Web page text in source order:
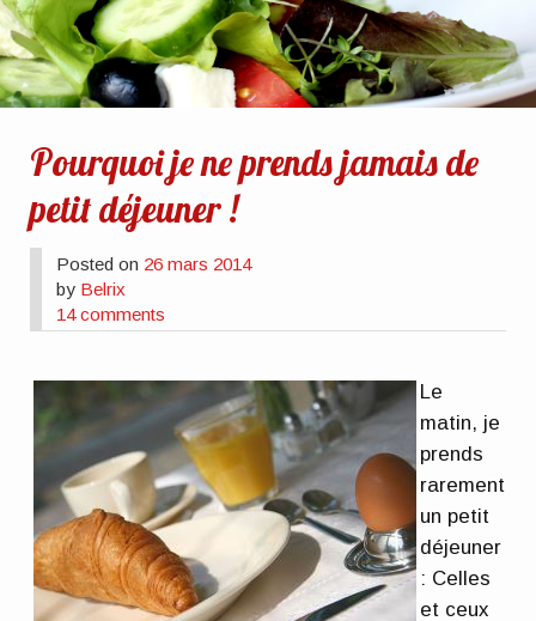
Pourquoi je ne prends jamais de
petit déjeuner !
Posted on 26 mars 2014
by Belrix
14 comments
Le
matin, je
prends
rarement
un petit
déjeuner
: Celles
et ceux